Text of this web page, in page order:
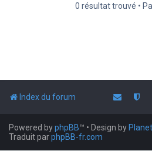
0 résultat trouvé •
Index du forum
Powered byphpBB™ • Design by
Traduit parphpBB-fr.com